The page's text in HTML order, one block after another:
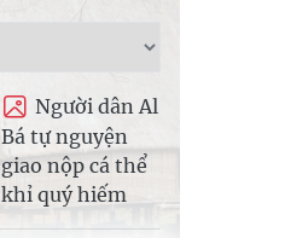
Người dân Al
Bá tự nguyện
giao nộp cá thể
khỉ quý hiếm